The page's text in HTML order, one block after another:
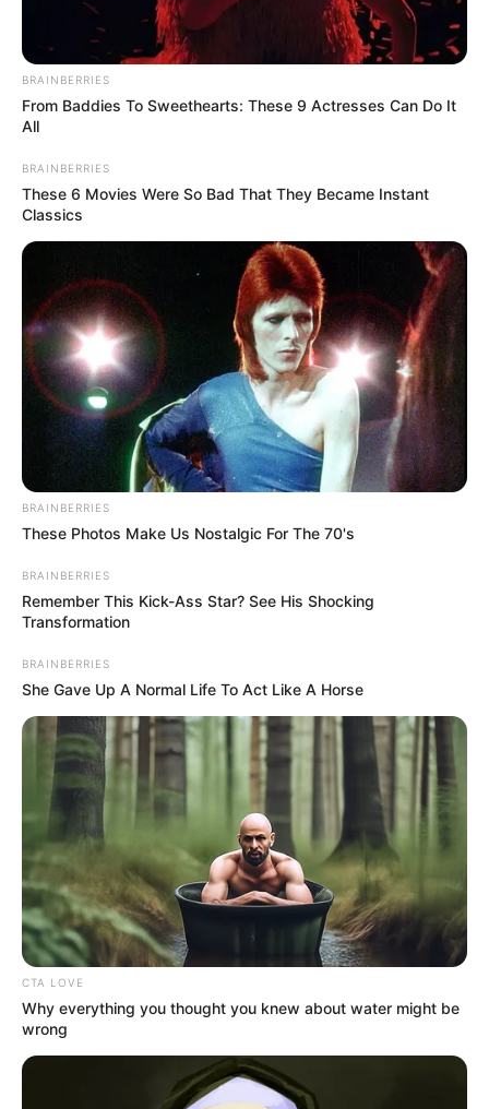
Autor:Samuel Camêlo.
JASB - Jornal dos Agentes de Saúde do Brasil
www.jasb.com.br.
Edição Geral: JASB.
Encaminhamento de denúncia ao JASB: Acesse aqui
marcando ponto na vida das pessoas.
Compartilhe as nossas
BRAINBERRIES
From Baddies To Sweethearts: These 9 Actresses Can Do It
All
BRAINBERRIES
These 6 Movies Were So Bad That They Became Instant
Classics
BRAINBERRIES
These Photos Make Us Nostalgic For The 70's
BRAINBERRIES
Remember This Kick-Ass Star? See His Shocking
Transformation
BRAINBERRIES
She Gave Up A Normal Life To Act Like A Horse
CTA LOVE
Why everything you thought you knew about water might be
wrong